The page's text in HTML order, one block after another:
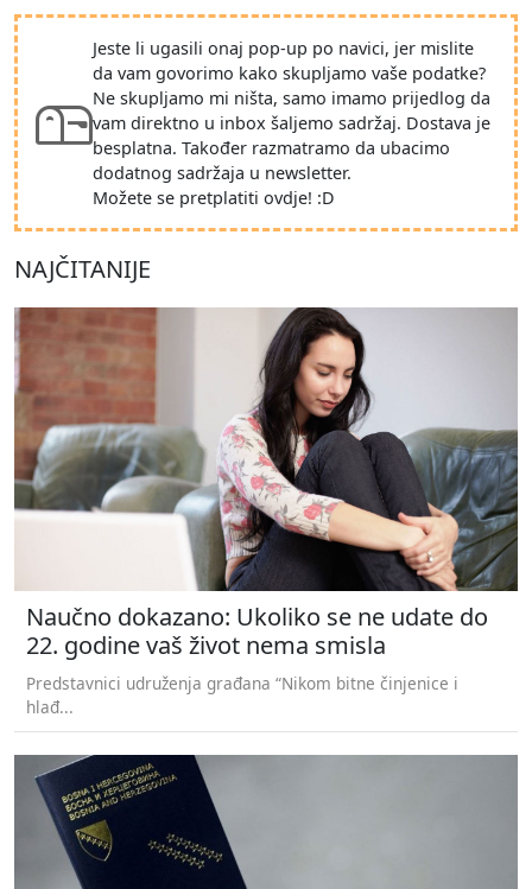
Jeste li ugasili onaj pop-up po navici, jer mislite
da vam govorimo kako skupljamo vaše podatke?
Ne skupljamo mi ništa, samo imamo prijedlog da
vam direktno u inbox šaljemo sadržaj. Dostava je
besplatna. Također razmatramo da ubacimo
dodatnog sadržaja u newsletter.
Možete se pretplatiti ovdje! :D
NAJČITANIJE
Naučno dokazano: Ukoliko se ne udate do
22. godine vaš život nema smisla
Predstavnici udruženja građana “Nikom bitne činjenice i
hlađ...